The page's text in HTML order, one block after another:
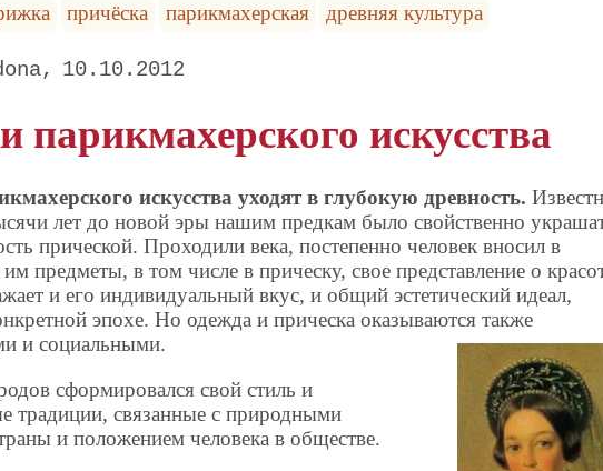
причёска парикмахерская древняя культура
10.10.2012
парикмахерского искусства
искусства уходят в глубокую древность.
лет до новой эры нашим предкам было свойственно
прической. Проходили века, постепенно человек вносил в
предметы, в том числе в прическу, свое представление о
и его индивидуальный вкус, и общий эстетический идеал,
эпохе. Но одежда и прическа оказываются также
и социальными.
сформировался свой стиль и
традиции, связанные с природными
и положением человека в обществе.